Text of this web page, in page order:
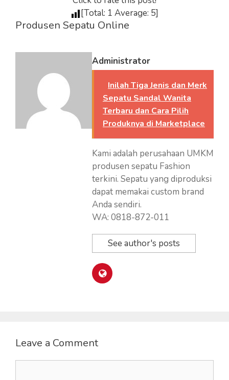
[Total: 1 Average: 5]
Produsen Sepatu Online
Administrator
Inilah Tiga Jenis dan Merk
Sepatu Sandal Wanita
Terbaru dan Cara Pilih
Produknya di Marketplace
Kami adalah perusahaan UMKM
produsen sepatu Fashion
terkini. Sepatu yang diproduksi
dapat memakai custom brand
Anda sendiri.
WA: 0818-872-011
See author's posts
Leave a Comment